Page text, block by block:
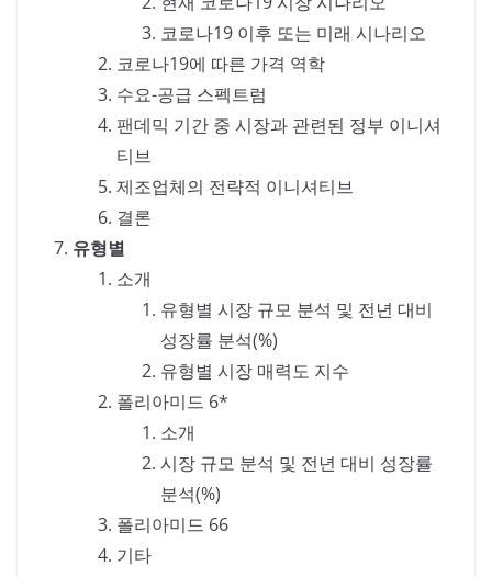
코로나19 이후 또는 미래 시나리오
코로나19에 따른 가격 역학
수요-공급 스펙트럼
팬데믹 기간 중 시장과 관련된 정부 이니셔
티브
제조업체의 전략적 이니셔티브
결론
유형별
소개
유형별 시장 규모 분석 및 전년 대비
성장률 분석(%)
유형별 시장 매력도 지수
폴리아미드 6*
소개
시장 규모 분석 및 전년 대비 성장률
분석(%)
폴리아미드 66
기타